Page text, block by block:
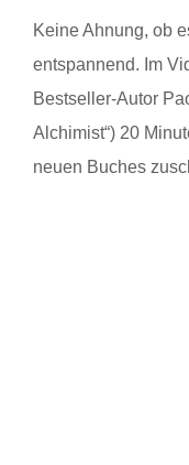
Keine Ahnung, ob
entspannend. Im
Bestseller-Autor
Alchimist“) 20
neuen Buches